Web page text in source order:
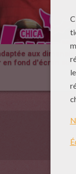
aux
fond d'écran sur